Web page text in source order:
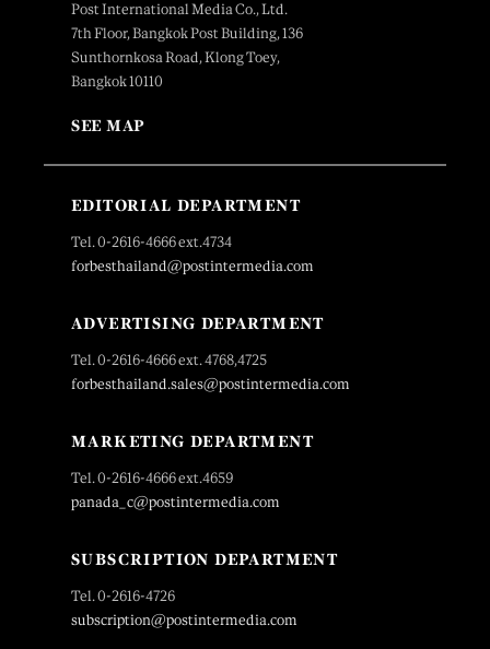
Post International Media Co., Ltd.
7th Floor, Bangkok Post Building, 136
Sunthornkosa Road, Klong Toey,
Bangkok 10110
SEE MAP
EDITORIAL DEPARTMENT
Tel. 0-2616-4666 ext.4734
forbesthailand@postintermedia.com
ADVERTISING DEPARTMENT
Tel. 0-2616-4666 ext. 4768,4725
forbesthailand.sales@postintermedia.com
MARKETING DEPARTMENT
Tel. 0-2616-4666 ext.4659
panada_c@postintermedia.com
SUBSCRIPTION DEPARTMENT
Tel. 0-2616-4726
subscription@postintermedia.com